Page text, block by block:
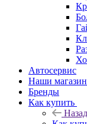
Автосервис
Наши
Бренды
Как купить
Назад